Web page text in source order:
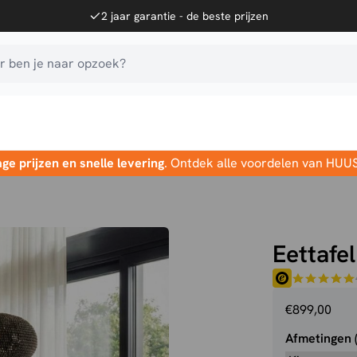
2 jaar garantie - de beste prijzen
ben je naar opzoek?
prijzen en snelle levering. Ontdek alle voordelen van
€899,00
Afmetingen